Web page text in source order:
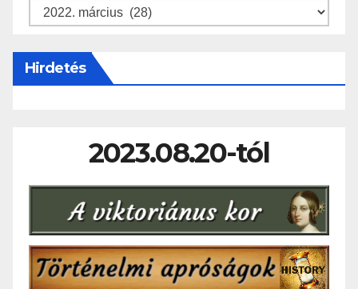
Archívum
Hirdetés
2023.08.20-tól